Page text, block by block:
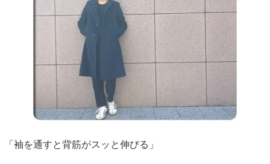
「袖を通すと背筋がスッと伸びる」